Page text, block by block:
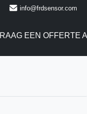
info@frdsensor.com
EEN OFFERTE